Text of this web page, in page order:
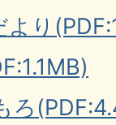
り
ろ